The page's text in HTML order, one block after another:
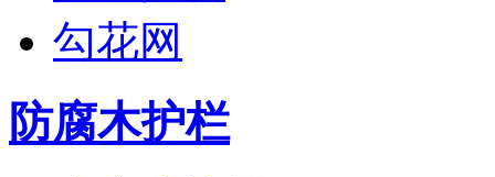
勾花网
防腐木护栏